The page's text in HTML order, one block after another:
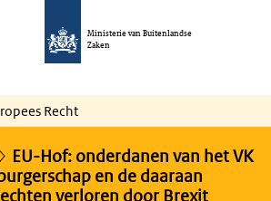
Ministerie van Buitenlandse
Zaken
Recht
EU-Hof: onderdanen van het VK
en de daaraan
verloren door Brexit